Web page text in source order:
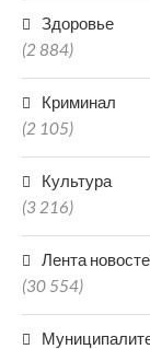
Здоровье
(2 884)
Криминал
(2 105)
Культура
(3 216)
Лента
(30 554)